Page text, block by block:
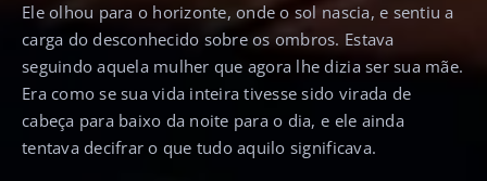
Ele olhou para o horizonte, onde o sol nascia, e sentiu a
carga do desconhecido sobre os ombros. Estava
seguindo aquela mulher que agora lhe dizia ser sua mãe.
Era como se sua vida inteira tivesse sido virada de
cabeça para baixo da noite para o dia, e ele ainda
tentava decifrar o que tudo aquilo significava.